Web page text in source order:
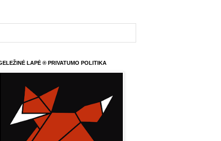
LAPĖ ® PRIVATUMO POLITIKA